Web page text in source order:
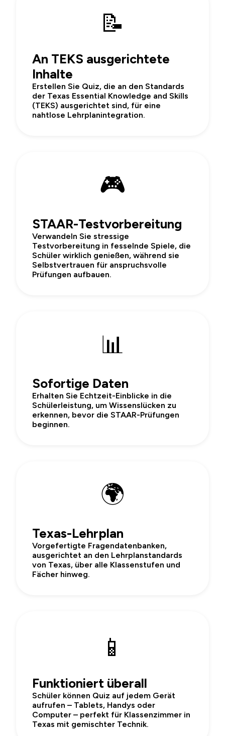
📝
An TEKS ausgerichtete
Inhalte
Erstellen Sie Quiz, die an den Standards
der Texas Essential Knowledge and Skills
(TEKS) ausgerichtet sind, für eine
nahtlose Lehrplanintegration.
🎮
STAAR-Testvorbereitung
Verwandeln Sie stressige
Testvorbereitung in fesselnde Spiele, die
Schüler wirklich genießen, während sie
Selbstvertrauen für anspruchsvolle
Prüfungen aufbauen.
📊
Sofortige Daten
Erhalten Sie Echtzeit-Einblicke in die
Schülerleistung, um Wissenslücken zu
erkennen, bevor die STAAR-Prüfungen
beginnen.
🌍
Texas-Lehrplan
Vorgefertigte Fragendatenbanken,
ausgerichtet an den Lehrplanstandards
von Texas, über alle Klassenstufen und
Fächer hinweg.
📱
Funktioniert überall
Schüler können Quiz auf jedem Gerät
aufrufen – Tablets, Handys oder
Computer – perfekt für Klassenzimmer in
Texas mit gemischter Technik.